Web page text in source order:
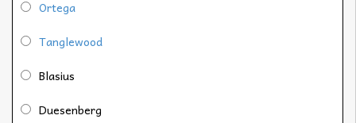
Ortega
Tanglewood
Blasius
Duesenberg